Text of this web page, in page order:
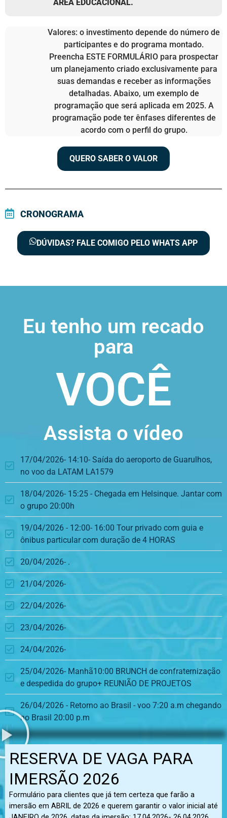
ÁREA EDUCACIONAL.
Valores: o investimento depende do número de
participantes e do programa montado.
Preencha ESTE FORMULÁRIO para prospectar
um planejamento criado exclusivamente para
suas demandas e receber as informações
detalhadas. Abaixo, um exemplo de
programação que será aplicada em 2025. A
programação pode ter ênfases diferentes de
acordo com o perfil do grupo.
QUERO SABER O VALOR
CRONOGRAMA
DÚVIDAS? FALE COMIGO PELO WHATS APP
Eu tenho um recado
para
VOCÊ
Assista o vídeo
17/04/2026- 14:10- Saída do aeroporto de Guarulhos,
no voo da LATAM LA1579
18/04/2026- 15:25 - Chegada em Helsinque. Jantar com
o grupo 20:00h
19/04/2026 - 12:00- 16:00 Tour privado com guia e
ônibus particular com duração de 4 HORAS
20/04/2026- .
21/04/2026-
22/04/2026-
23/04/2026-
24/04/2026-
25/04/2026- Manhã10:00 BRUNCH de confraternização
e despedida do grupo+ REUNIÃO DE PROJETOS
26/04/2026 - Retorno ao Brasil - voo 7:20 a.m chegando
no Brasil 20:00 p.m